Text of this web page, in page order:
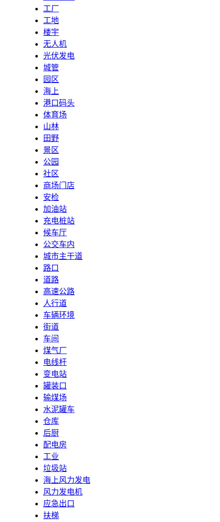
工厂
工地
楼宇
无人机
光伏发电
城管
园区
海上
港口码头
体育场
山林
田野
景区
公园
社区
商场门店
安检
加油站
充电桩站
候车厅
公交车内
城市主干道
路口
道路
高速公路
人行道
车辆环境
街道
车间
煤气厂
电线杆
变电站
罐装口
输煤场
水泥罐车
仓库
后厨
配电房
工业
垃圾站
海上风力发电
风力发电机
应急出口
扶梯